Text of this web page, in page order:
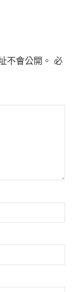
不會公開。 必